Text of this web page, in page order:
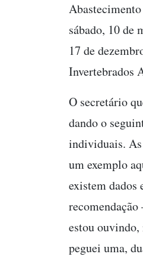
sábado, 10 de
17 de
Invertebrados
O secretário
dando o
individuais.
um exemplo
existem dados
estou
peguei uma,